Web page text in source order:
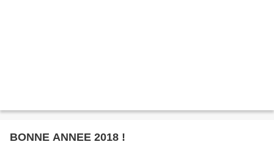
BONNE ANNEE 2018 !